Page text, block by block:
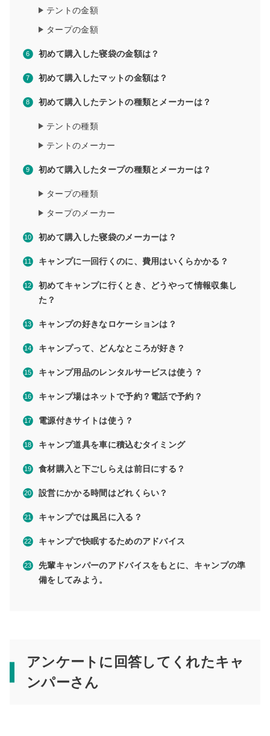
テントの金額
タープの金額
初めて購入した寝袋の金額は？
初めて購入したマットの金額は？
初めて購入したテントの種類とメーカーは？
テントの種類
テントのメーカー
初めて購入したタープの種類とメーカーは？
タープの種類
タープのメーカー
初めて購入した寝袋のメーカーは？
キャンプに一回行くのに、費用はいくらかかる？
初めてキャンプに行くとき、どうやって情報収集し
た？
キャンプの好きなロケーションは？
キャンプって、どんなところが好き？
キャンプ用品のレンタルサービスは使う？
キャンプ場はネットで予約？電話で予約？
電源付きサイトは使う？
キャンプ道具を車に積込むタイミング
食材購入と下ごしらえは前日にする？
設営にかかる時間はどれくらい？
キャンプでは風呂に入る？
キャンプで快眠するためのアドバイス
先輩キャンパーのアドバイスをもとに、キャンプの準
備をしてみよう。
アンケートに回答してくれたキャ
ンパーさん